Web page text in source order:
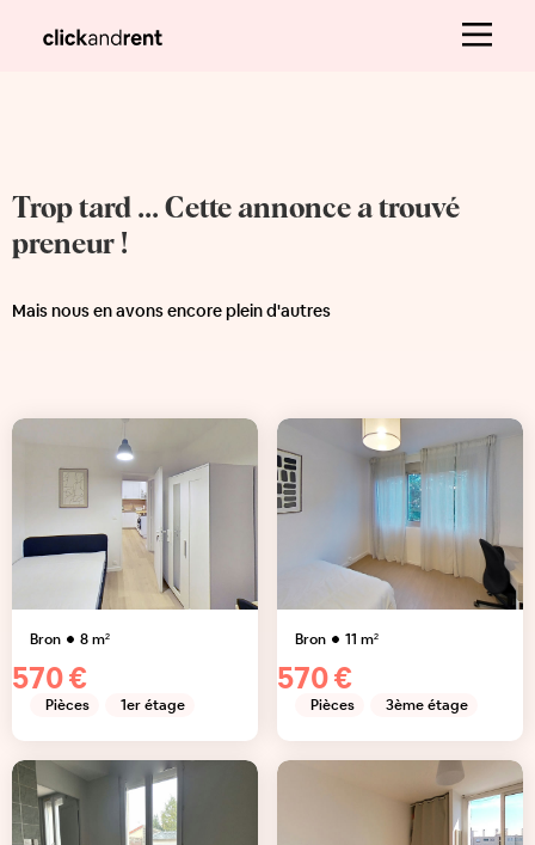
Trop tard ... Cette annonce a trouvé
preneur !
Mais nous en avons encore plein d'autres
Bron 8m²
570 €
Pièces 1er étage
Bron 11 m²
570 €
Pièces 3ème étage